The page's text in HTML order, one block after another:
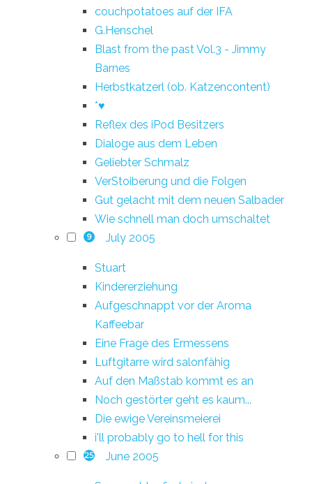
couchpotatoes auf der IFA
G.Henschel
Blast from the past Vol.3 - Jimmy
Barnes
Herbstkatzerl (ob. Katzencontent)
*♥
Reflex des iPod Besitzers
Dialoge aus dem Leben
Geliebter Schmalz
VerStoiberung und die Folgen
Gut gelacht mit dem neuen Salbader
Wie schnell man doch umschaltet
9 July 2005
Stuart
Kindererziehung
Aufgeschnappt vor der Aroma
Kaffeebar
Eine Frage des Ermessens
Luftgitarre wird salonfähig
Auf den Maßstab kommt es an
Noch gestörter geht es kaum...
Die ewige Vereinsmeierei
i'll probably go to hell for this
25 June 2005